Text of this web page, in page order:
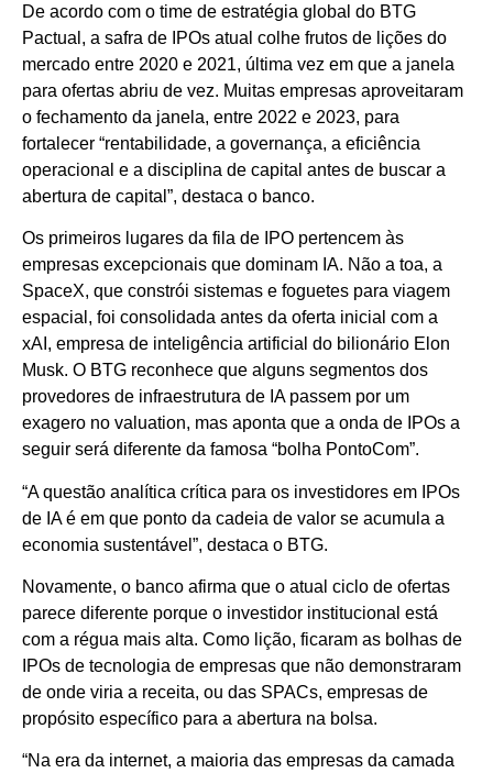
De acordo com o time de estratégia global do BTG
Pactual, a safra de IPOs atual colhe frutos de lições do
mercado entre 2020 e 2021, última vez em que a janela
para ofertas abriu de vez. Muitas empresas aproveitaram
o fechamento da janela, entre 2022 e 2023, para
fortalecer “rentabilidade, a governança, a eficiência
operacional e a disciplina de capital antes de buscar a
abertura de capital”, destaca o banco.
Os primeiros lugares da fila de IPO pertencem às
empresas excepcionais que dominam IA. Não a toa, a
SpaceX, que constrói sistemas e foguetes para viagem
espacial, foi consolidada antes da oferta inicial com a
xAI, empresa de inteligência artificial do bilionário Elon
Musk. O BTG reconhece que alguns segmentos dos
provedores de infraestrutura de IA passem por um
exagero no valuation, mas aponta que a onda de IPOs a
seguir será diferente da famosa “bolha PontoCom”.
“A questão analítica crítica para os investidores em IPOs
de IA é em que ponto da cadeia de valor se acumula a
economia sustentável”, destaca o BTG.
Novamente, o banco afirma que o atual ciclo de ofertas
parece diferente porque o investidor institucional está
com a régua mais alta. Como lição, ficaram as bolhas de
IPOs de tecnologia de empresas que não demonstraram
de onde viria a receita, ou das SPACs, empresas de
propósito específico para a abertura na bolsa.
“Na era da internet, a maioria das empresas da camada